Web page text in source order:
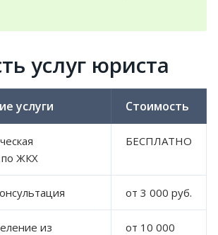
услуг юриста
услуги Стоимость
по ЖКХ
БЕСПЛАТНО
от 3 000 руб.
из
от 10 000